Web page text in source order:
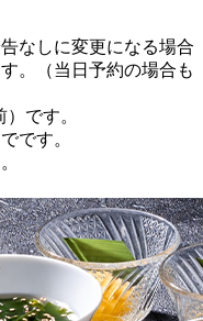
なしに変更になる場合
。（当日予約の場合も
です。
です。